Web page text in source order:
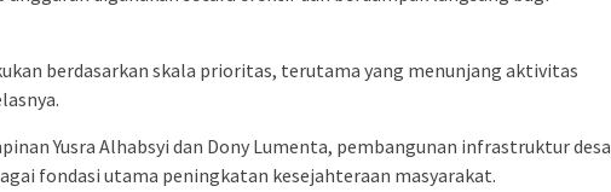
berdasarkan skala prioritas, terutama yang menunjang aktivitas
Yusra Alhabsyi dan Dony Lumenta, pembangunan infrastruktur desa
fondasi utama peningkatan kesejahteraan masyarakat.